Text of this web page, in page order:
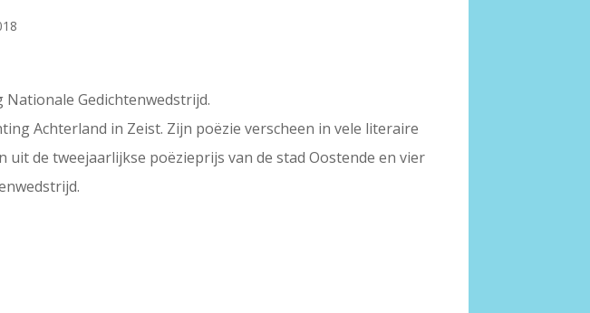
Gedichtenwedstrijd.
Achterland in Zeist. Zijn poëzie verscheen in vele literaire
uit de tweejaarlijkse poëzieprijs van de stad Oostende en vier